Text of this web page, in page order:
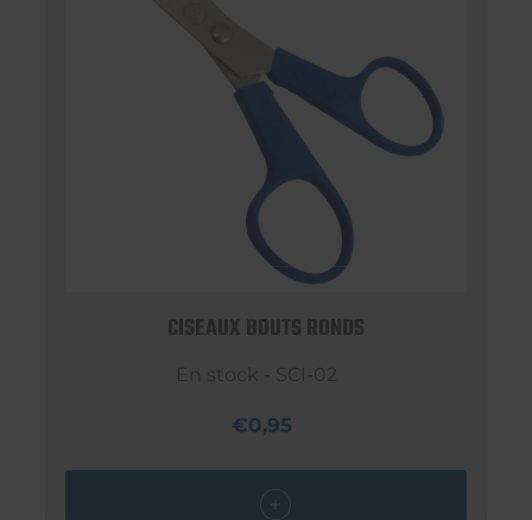
CISEAUX BOUTS RONDS
En stock - SCI-02
€0,95